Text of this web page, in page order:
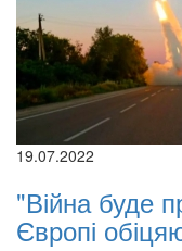
19.07.2022
"Війна буде
Європі